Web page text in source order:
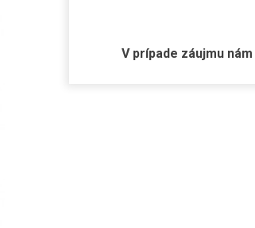
V prípade záujmu nám